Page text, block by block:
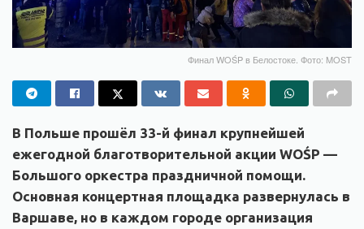
Финал WOŚP в Белостоке. Фото: MOST
В Польше прошёл 33-й финал крупнейшей
ежегодной благотворительной акции WOŚP —
Большого оркестра праздничной помощи.
Основная концертная площадка развернулась в
Варшаве, но в каждом городе организация